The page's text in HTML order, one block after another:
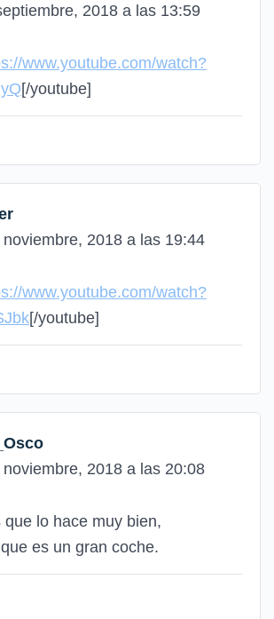
2018 a las 13:59
www.youtube.com/watch?
[/youtube]
noviembre, 2018 a las 19:44
www.youtube.com/watch?
[/youtube]
noviembre, 2018 a las 20:08
que lo hace muy bien,
es un gran coche.